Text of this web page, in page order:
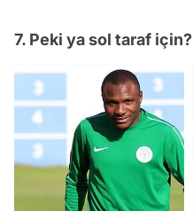
7. Peki ya sol taraf için?